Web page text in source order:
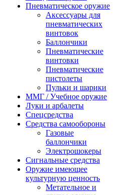
Пневматическое оружие
Аксессуары для
пневматических
винтовок
Баллончики
Пневматические
винтовки
Пневматические
пистолеты
Пульки и шарики
ММГ / Учебное оружие
Луки и арбалеты
Спецсредства
Средства самообороны
Газовые
баллончики
Электрошокеры
Сигнальные средства
Оружие имеющее
культурную ценность
Метательное и